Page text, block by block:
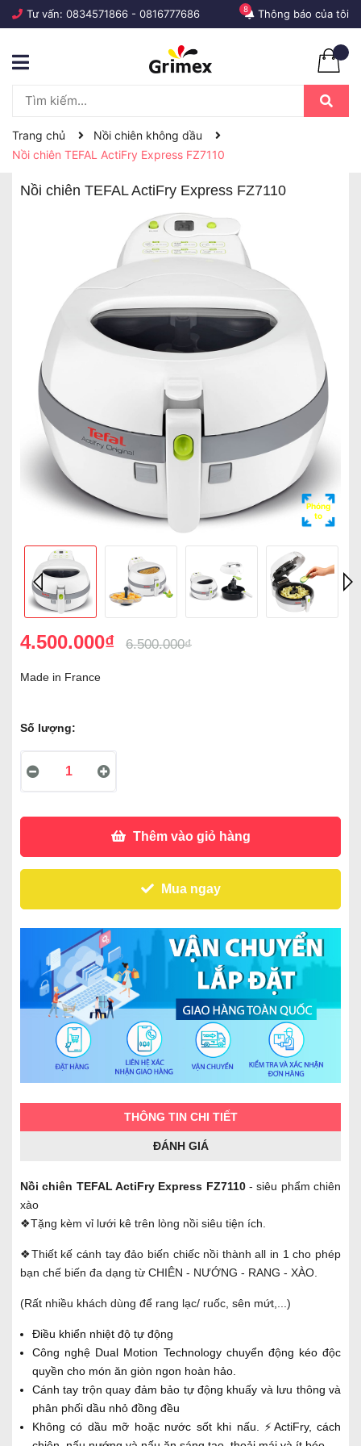
Tư vấn: 0834571866 - 0816777686 Thông báo của tôi
8
Trang chủ
Nồi chiên không dầu
Nồi chiên TEFAL ActiFry Express FZ7110
Nồi chiên TEFAL ActiFry Express FZ7110
Phóng
to
4.500.000₫ 6.500.000₫
Made in France
Số lượng:
Thêm vào giỏ hàng
Mua ngay
THÔNG TIN CHI TIẾT
ĐÁNH GIÁ
Nồi chiên TEFAL ActiFry Express FZ7110- siêu phẩm chiên
xào
❖Tặng kèm vỉ lưới kê trên lòng nồi siêu tiện ích.
❖Thiết kế cánh tay đảo biến chiếc nồi thành all in 1 cho phép
bạn chế biến đa dạng từ CHIÊN - NƯỚNG - RANG - XÀO.
(Rất nhiều khách dùng để rang lạc/ ruốc, sên mứt,...)
Điều khiển nhiệt độ tự động
Công nghệ Dual Motion Technology chuyển động kéo độc
quyền cho món ăn giòn ngon hoàn hảo.
Cánh tay trộn quay đảm bảo tự động khuấy và lưu thông và
phân phối dầu nhỏ đồng đều
Không có dầu mỡ hoặc nước sốt khi nấu. ⚡ActiFry, cách